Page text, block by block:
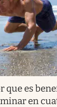
que es
en